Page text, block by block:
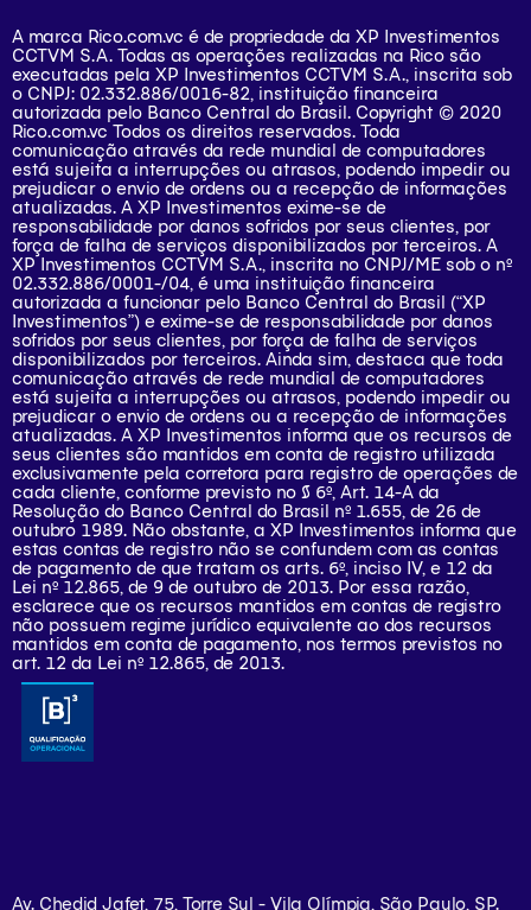
A marca Rico.com.vc é de propriedade da XP Investimentos
CCTVM S.A. Todas as operações realizadas na Rico são
executadas pela XP Investimentos CCTVM S.A., inscrita sob
o CNPJ: 02.332.886/0016-82, instituição financeira
autorizada pelo Banco Central do Brasil. Copyright © 2020
Rico.com.vc Todos os direitos reservados. Toda
comunicação através da rede mundial de computadores
está sujeita a interrupções ou atrasos, podendo impedir ou
prejudicar o envio de ordens ou a recepção de informações
atualizadas. A XP Investimentos exime-se de
responsabilidade por danos sofridos por seus clientes, por
força de falha de serviços disponibilizados por terceiros. A
XP Investimentos CCTVM S.A., inscrita no CNPJ/ME sob o nº
02.332.886/0001-/­04, é uma instituição financeira
autorizada a funcionar pelo Banco Central do Brasil (“XP
Investimentos”) e exime-se de responsabilidade por danos
sofridos por seus clientes, por força de falha de serviços
disponibilizados por terceiros. Ainda sim, destaca que toda
comunicação através de rede mundial de computadores
está sujeita a interrupções ou atrasos, podendo impedir ou
prejudicar o envio de ordens ou a recepção de informações
atualizadas. A XP Investimentos informa que os recursos de
seus clientes são mantidos em conta de registro utilizada
exclusivamente pela corretora para registro de operações de
cada cliente, conforme previsto no § 6º, Art. 14-A da
Resolução do Banco Central do Brasil nº 1.655, de 26 de
outubro 1989. Não obstante, a XP Investimentos informa que
estas contas de registro não se confundem com as contas
de pagamento de que tratam os arts. 6º, inciso IV, e 12 da
Lei nº 12.865, de 9 de outubro de 2013. Por essa razão,
esclarece que os recursos mantidos em contas de registro
não possuem regime jurídico equivalente ao dos recursos
mantidos em conta de pagamento, nos termos previstos no
art. 12 da Lei nº 12.865, de 2013.
Av. Chedid Jafet, 75, Torre Sul - Vila Olímpia, São Paulo, SP.